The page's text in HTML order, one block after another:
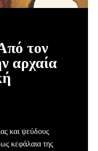
τον
αρχαία
και ψεύδους
κεφάλαια της